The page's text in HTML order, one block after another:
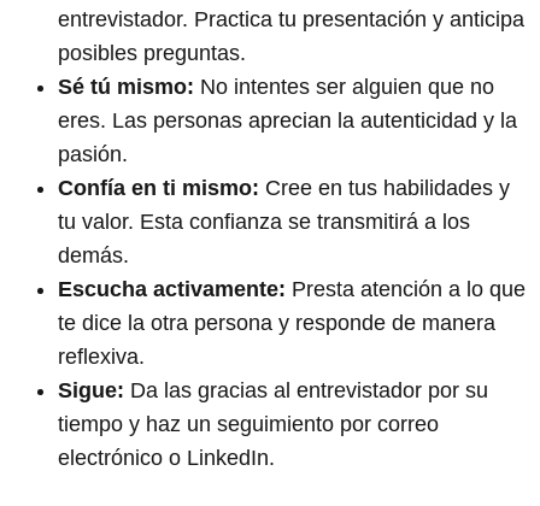
entrevistador. Practica tu presentación y anticipa
posibles preguntas.
Sé tú mismo: No intentes ser alguien que no
eres. Las personas aprecian la autenticidad y la
pasión.
Confía en ti mismo: Cree en tus habilidades y
tu valor. Esta confianza se transmitirá a los
demás.
Escucha activamente: Presta atención a lo que
te dice la otra persona y responde de manera
reflexiva.
Sigue: Da las gracias al entrevistador por su
tiempo y haz un seguimiento por correo
electrónico o LinkedIn.